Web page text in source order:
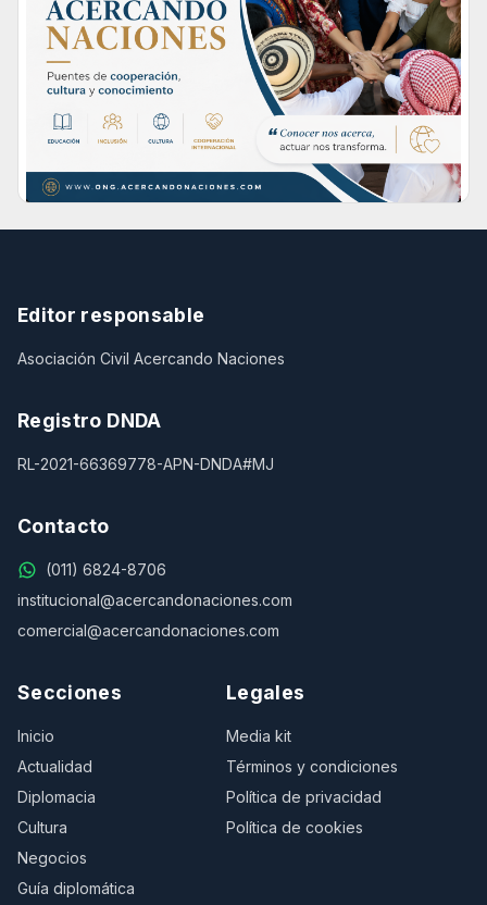
Editor responsable
Asociación Civil Acercando Naciones
Registro DNDA
RL-2021-66369778-APN-DNDA#MJ
Contacto
(011) 6824-8706
institucional@acercandonaciones.com
comercial@acercandonaciones.com
Secciones
Inicio
Actualidad
Diplomacia
Cultura
Negocios
Guía diplomática
Legales
Media kit
Términos y condiciones
Política de privacidad
Política de cookies